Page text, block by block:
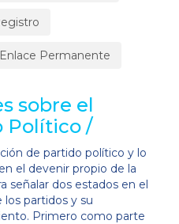
Enlace Permanente
sobre el
Político /
de partido político y lo
el devenir propio de la
señalar dos estados en el
los partidos y su
Primero como parte